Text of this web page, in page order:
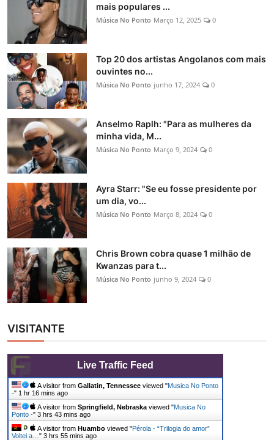
mais populares ...
Música No Ponto Março 12, 2025 0
Top 20 dos artistas Angolanos com mais
ouvintes no...
Música No Ponto junho 17, 2024 0
Anselmo Raplh: "Para as mulheres da
minha vida, M...
Música No Ponto Março 9, 2024 0
Ayra Starr: "Se eu fosse presidente por
um dia, vo...
Música No Ponto Março 8, 2024 0
Chris Brown cobra quase 1 milhão de
Kwanzas para t...
Música No Ponto junho 9, 2024 0
VISITANTE
Live Traffic Feed
A visitor from Gallatin, Tennessee viewed "Musica No Ponto
-" 1 hr 16 mins ago
A visitor from Springfield, Nebraska viewed "Musica No
Ponto -" 3 hrs 43 mins ago
A visitor from Huambo viewed "Pérola - “Trilogia do amor”
Voltei a… " 3 hrs 55 mins ago